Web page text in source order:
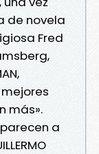
de novela
Fred
más».
parecen a